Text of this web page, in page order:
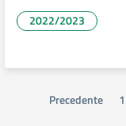
2022/2023
Precedente 1